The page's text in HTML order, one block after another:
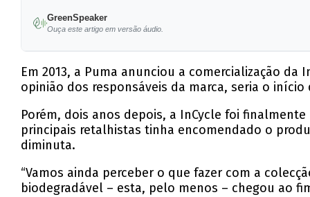
GreenSpeaker
Ouça este artigo em versão áudio.
Em 2013, a Puma anunciou a comercialização
opinião dos responsáveis da marca, seria o
Porém, dois anos depois, a InCycle foi
principais retalhistas tinha encomendado o
diminuta.
“Vamos ainda perceber o que fazer com a
biodegradável – esta, pelo menos – chegou ao